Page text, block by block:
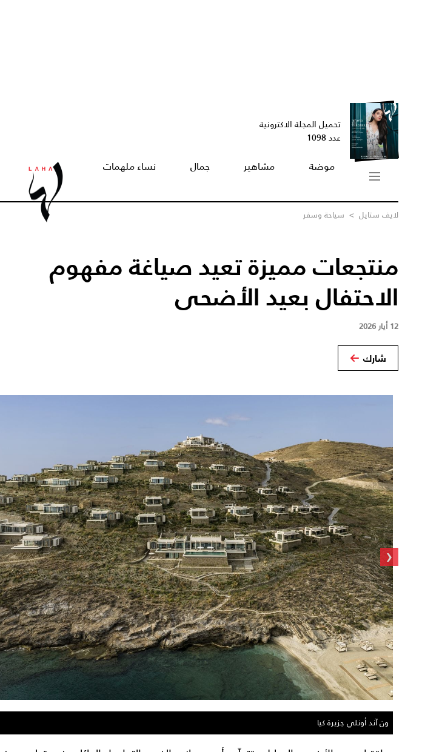
تحميل المجلة الاكترونية
عدد 1098
موضة مشاهير جمال نساء ملهمات
لايف ستايل > سياحة وسفر
منتجعات مميزة تعيد صياغة مفهوم
الاحتفال بعيد الأضحى
12 أيار 2026
شارك
ون آند أونلي جزيرة كيا
‹